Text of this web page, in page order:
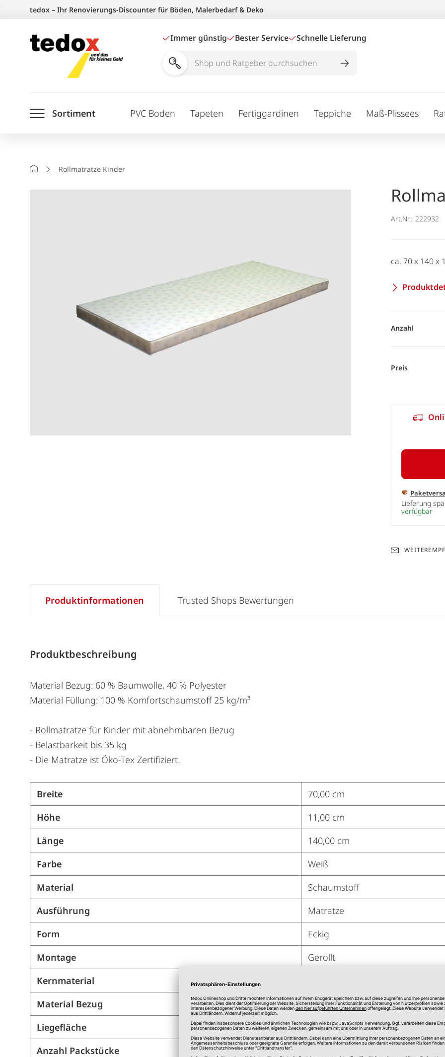
springen
tedox – Ihr Renovierungs-Discounter für Böden, Malerbedarf & Deko
Immer günstig Bester Service Schnelle Lieferung
Shop
durchsuchen
Sortiment PVC Boden Tapeten Fertiggardinen Teppiche Maß-Plissees
StartseiteRollmatratze Kinder
Art.Nr.: 222932
ca. 70 x 140 x
Anzahl
Preis
Lieferung
verfügbar
Produktinformationen
Produktbeschreibung
Material Bezug: 60 % Baumwolle, 40 % Polyester
Material Füllung: 100 % Komfortschaumstoff 25 kg/m³
- Rollmatratze für Kinder mit abnehmbaren Bezug
- Belastbarkeit bis 35 kg
- Die Matratze ist Öko-Tex Zertifiziert.
Breite
70,00 cm
Höhe
11,00 cm
Länge
140,00 cm
Farbe
Weiß
Material
Schaumstoff
Ausführung
Matratze
Form
Eckig
Montage
Gerollt
Kernmaterial
Material Bezug
60 % Baumwolle, 40 % Polyester
Liegefläche
70 x 140 cm
Anzahl Packstücke
Trusted Shops Bewertungen